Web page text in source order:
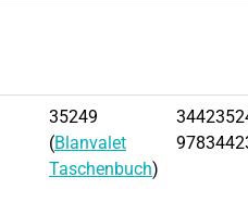
35249
(Blanvalet
Taschenbuch)